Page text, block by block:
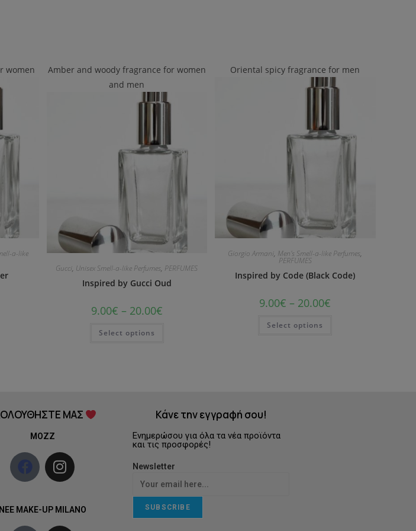
women
a-like
Amber and woody fragrance for women
and men
Gucci, Unisex Smell-a-like Perfumes, PERFUMES
Inspired by Gucci Oud
9.00€ – 20.00€
Select options
Oriental spicy fragrance for men
Giorgio Armani, Men's Smell-a-like Perfumes,
PERFUMES
Inspired by Code (Black Code)
9.00€ – 20.00€
Select options
ΜΑΣ
MOZZ
NEE MAKE-UP MILANO
Κάνε την εγγραφή σου!
Ενημερώσου για όλα τα νέα προϊόντα
και τις προσφορές!
Newsletter
SUBSCRIBE